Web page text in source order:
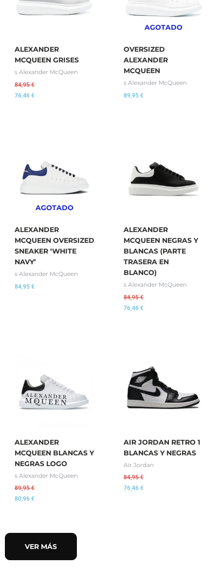
ALEXANDER
MCQUEEN GRISES
s Alexander McQueen
84,95€
76,46 €
AGOTADO
OVERSIZED
ALEXANDER
MCQUEEN
s Alexander McQueen
89,95 €
AGOTADO
ALEXANDER
MCQUEEN OVERSIZED
SNEAKER ‘WHITE
NAVY’
s Alexander McQueen
84,95 €
ALEXANDER
MCQUEEN NEGRAS Y
BLANCAS (PARTE
TRASERA EN
BLANCO)
s Alexander McQueen
84,95€
76,46 €
ALEXANDER
MCQUEEN BLANCAS Y
NEGRAS LOGO
s Alexander McQueen
89,95€
80,96 €
AIR JORDAN RETRO 1
BLANCAS Y NEGRAS
Air Jordan
84,95€
76,46 €
VER MÁS